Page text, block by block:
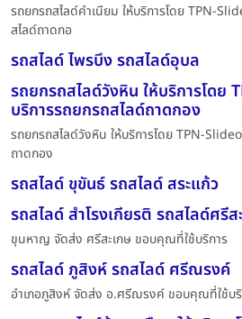
รถยกรถสไลด์คำเนียม ให้บริการโดย TPN-
สไลด์ถาดกอ
รถสไลด์ ไพรบึง รถสไลด์อุบล
รถยกรถสไลด์วังหิน ให้บริการโดย
บริการรถยกรถสไลด์ถาดกอง
รถยกรถสไลด์วังหิน ให้บริการโดย TPN-
ถาดกอง
รถสไลด์ ขุขันธ์ รถสไลด์ สระแก้ว
รถสไลด์ สำโรงเกียรติ รถสไลด์ศรีส
ขุนหาญ จัดส่ง ศรีสะเกษ ขอบคุณที่ใช้บริการ
รถสไลด์ ภูสิงห์ รถสไลด์ ศรีณรงค์
อำเภอภูสิงห์ จัดส่ง อ.ศรีฌรงค์ ขอบคุณที่ใช้บ